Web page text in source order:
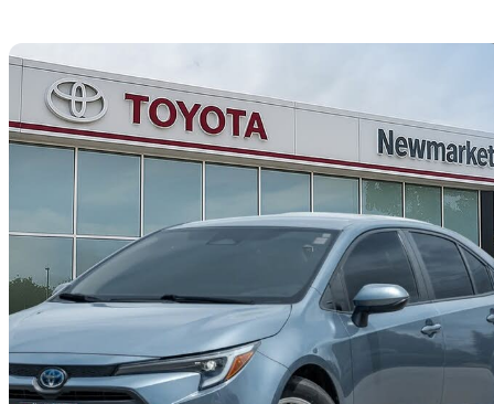
2023 Toyota Corolla Hybrid